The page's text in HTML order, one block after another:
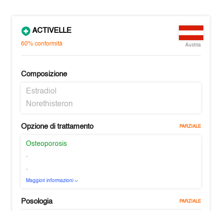
ACTIVELLE
60%conformità Austria
Composizione
Estradiol
Norethisteron
Opzione di trattamento PARZIALE
Osteoporosis
-
-
Maggiori informazioni
Posologia PARZIALE